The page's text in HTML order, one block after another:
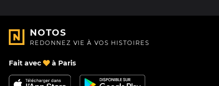
NOTOS
REDONNEZ VIE À VOS HISTOIRES
Fait avec à Paris